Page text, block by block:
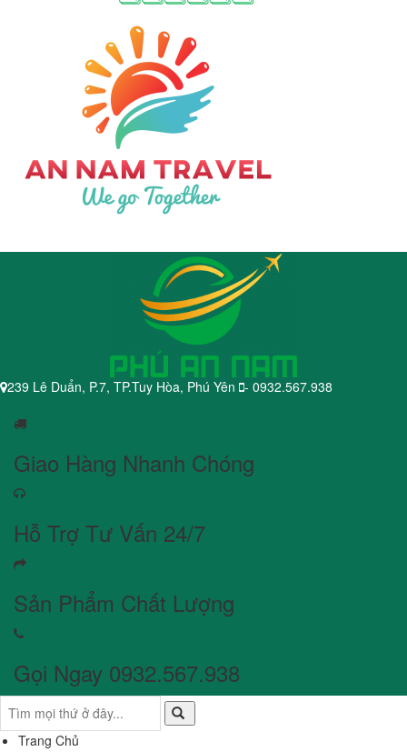
239 Lê Duẩn, P.7, TP.Tuy Hòa, Phú Yên - 0932.567.938
Giao Hàng Nhanh Chóng
Hỗ Trợ Tư Vấn 24/7
Sản Phẩm Chất Lượng
Gọi Ngay 0932.567.938
Trang Chủ